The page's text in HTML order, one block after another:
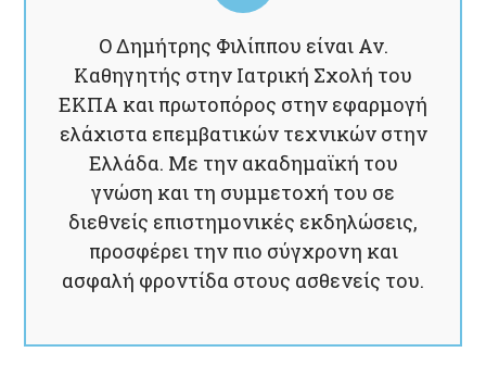
Ο Δημήτρης Φιλίππου είναι Αν.
Καθηγητής στην Ιατρική Σχολή του
ΕΚΠΑ και πρωτοπόρος στην εφαρμογή
ελάχιστα επεμβατικών τεχνικών στην
Ελλάδα. Με την ακαδημαϊκή του
γνώση και τη συμμετοχή του σε
διεθνείς επιστημονικές εκδηλώσεις,
προσφέρει την πιο σύγχρονη και
ασφαλή φροντίδα στους ασθενείς του.